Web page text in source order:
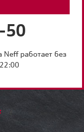
50
работает без